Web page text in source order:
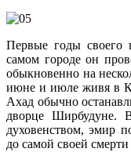
Первые годы своего
самом городе он
обыкновенно на
июне и июле живя в
Ахад обычно
дворце Ширбудуне.
духовенством, эмир
до самой своей